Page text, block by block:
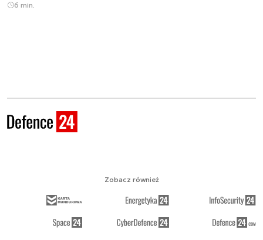
6 min.
Zobacz również